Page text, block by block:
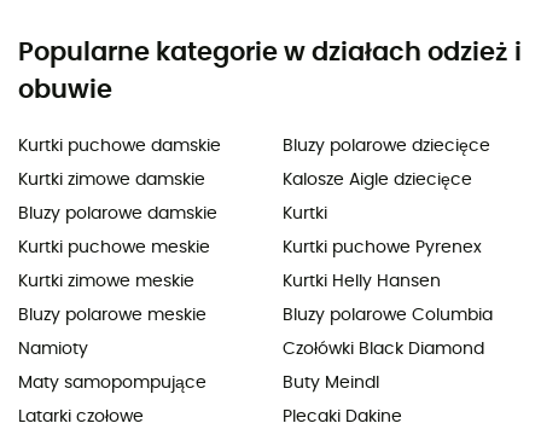
Popularne kategorie w działach odzież i
obuwie
Kurtki puchowe damskie
Kurtki zimowe damskie
Bluzy polarowe damskie
Kurtki puchowe meskie
Kurtki zimowe meskie
Bluzy polarowe meskie
Namioty
Maty samopompujące
Latarki czołowe
Bluzy polarowe dziecięce
Kalosze Aigle dziecięce
Kurtki
Kurtki puchowe Pyrenex
Kurtki Helly Hansen
Bluzy polarowe Columbia
Czołówki Black Diamond
Buty Meindl
Plecaki Dakine